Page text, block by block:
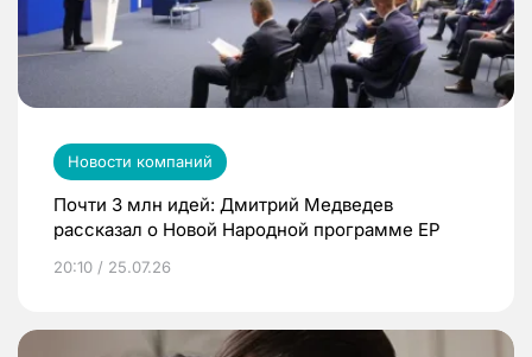
Новости компаний
Почти 3 млн идей: Дмитрий Медведев
рассказал о Новой Народной программе ЕР
20:10 / 25.07.26